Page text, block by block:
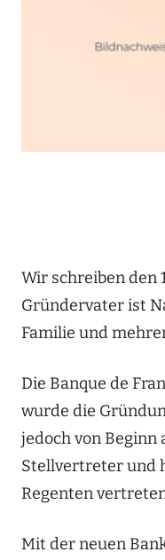
Wir schreiben den
Gründervater ist
Familie und
Die Banque de
wurde die
jedoch von Beginn
Stellvertreter und
Regenten
Mit der neuen